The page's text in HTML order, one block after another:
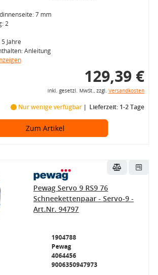
7 mm
2
Jahre
Anleitung
129,39 €
inkl. gesetzl. MwSt., zzgl. Versandkosten
Nur wenige verfügbar Lieferzeit: 1-2 Tage
Zum Artikel
Pewag Servo 9 RS9 76
Schneekettenpaar - Servo-9 -
Art.Nr. 94797
1904788
Pewag
4064456
9006350947973